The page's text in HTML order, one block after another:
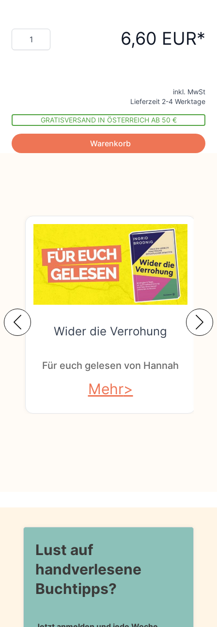
Menge 6,60 EUR
inkl. MwSt
Lieferzeit 2-4 Werktage
GRATISVERSAND IN ÖSTERREICH AB 50 €
Warenkorb
Wider die Verrohung
Für euch gelesen von Hannah
Mehr
Lust auf
handverlesene
Buchtipps?